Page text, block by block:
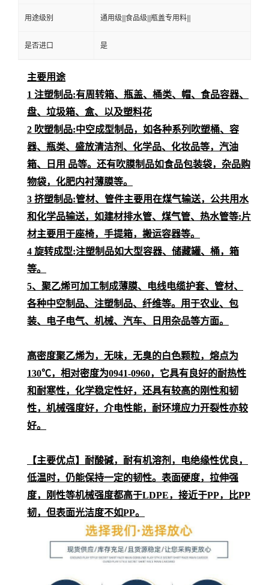
用途级别 通用级|||食品级|||瓶盖专用料|||
是否进口 是
主要用途
1 注塑制品:有周转箱、瓶盖、桶类、帽、食品容器、
盘、垃圾箱、盒、以及塑料花
2 吹塑制品:中空成型制品，如各种系列吹塑桶、容
器、瓶类、盛放清洁剂、化学品、化妆品等，汽油
箱、日用 品等。还有吹膜制品如食品包装袋，杂品购
物袋，化肥内衬薄膜等。
3 挤塑制品:管材、管件主要用在煤气输送，公共用水
和化学品输送，如建材排水管、煤气管、热水管等:片
材主要用于座椅，手提箱，搬运容器等。
4 旋转成型:注塑制品如大型容器、储藏罐、桶，箱
等。
5、聚乙烯可加工制成薄膜、电线电缆护套、管材、
各种中空制品、注塑制品、纤维等。用于农业、包
装、电子电气、机械、汽车、日用杂品等方面。
高密度聚乙烯为，无味，无臭的白色颗粒，熔点为
130℃，相对密度为0941-0960，它具有良好的耐热性
和耐寒性，化学稳定性好，还具有较高的刚性和韧
性，机械强度好，介电性能，耐环境应力开裂性亦较
好。
【主要优点】耐酸碱，耐有机溶剂，电绝缘性优良，
低温时，仍能保持一定的韧性。表面硬度，拉伸强
度，刚性等机械强度都高于LDPE，接近于PP，比PP
韧，但表面光洁度不如PP。